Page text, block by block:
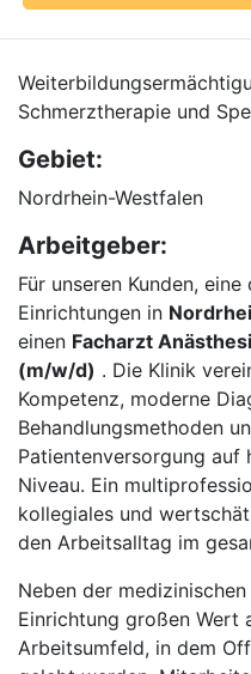
Schmerztherapie und
Gebiet:
Nordrhein-Westfalen
Arbeitgeber:
Für unseren Kunden,
Einrichtungen in
einen Facharzt
(m/w/d) . Die Klinik
Kompetenz, moderne
Behandlungsmethoden
Patientenversorgung auf
Niveau. Ein
kollegiales und
den Arbeitsalltag im
Neben der
Einrichtung großen Wert
Arbeitsumfeld, in dem